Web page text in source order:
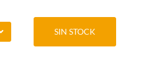
SIN STOCK